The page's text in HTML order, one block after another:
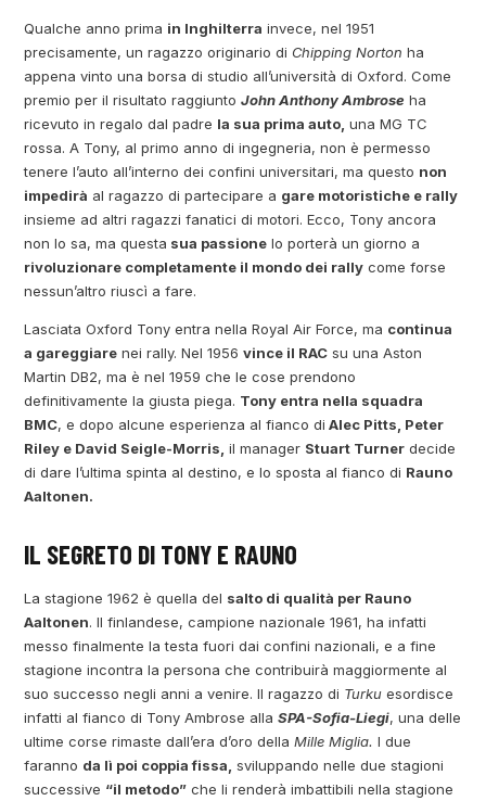
Qualche anno prima in Inghilterra invece, nel 1951
precisamente, un ragazzo originario di Chipping Norton ha
appena vinto una borsa di studio all’università di Oxford. Come
premio per il risultato raggiuntoJohn Anthony Ambrose ha
ricevuto in regalo dal padre la sua prima auto, una MG TC
rossa. A Tony, al primo anno di ingegneria, non è permesso
tenere l’auto all’interno dei confini universitari, ma questo non
impedirà al ragazzo di partecipare a gare motoristiche e rally
insieme ad altri ragazzi fanatici di motori. Ecco, Tony ancora
non lo sa, ma questa sua passione lo porterà un giorno a
rivoluzionare completamente il mondo dei rally come forse
nessun’altro riuscì a fare.
Lasciata Oxford Tony entra nella Royal Air Force, ma continua
a gareggiare nei rally. Nel 1956vince il RAC su una Aston
Martin DB2, ma è nel 1959 che le cose prendono
definitivamente la giusta piega. Tony entra nella squadra
BMC, e dopo alcune esperienza al fianco di Alec Pitts, Peter
Riley e David Seigle-Morris, il manager Stuart Turner decide
di dare l’ultima spinta al destino, e lo sposta al fianco di Rauno
Aaltonen.
IL SEGRETO DI TONY E RAUNO
La stagione 1962 è quella del salto di qualità per Rauno
Aaltonen. Il finlandese, campione nazionale 1961, ha infatti
messo finalmente la testa fuori dai confini nazionali, e a fine
stagione incontra la persona che contribuirà maggiormente al
suo successo negli anni a venire. Il ragazzo di Turku esordisce
infatti al fianco di Tony Ambrose allaSPA-Sofia-Liegi, una delle
ultime corse rimaste dall’era d’oro dellaMille Miglia. I due
faranno da lì poi coppia fissa, sviluppando nelle due stagioni
successive “il metodo” che li renderà imbattibili nella stagione